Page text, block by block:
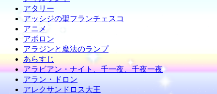
アタリー
アッシジの聖フランチェスコ
アニメ
アポロン
アラジンと魔法のランプ
あらすじ
アラビアン・ナイト、千一夜、千夜一夜
アラン・ドロン
アレクサンドロス大王